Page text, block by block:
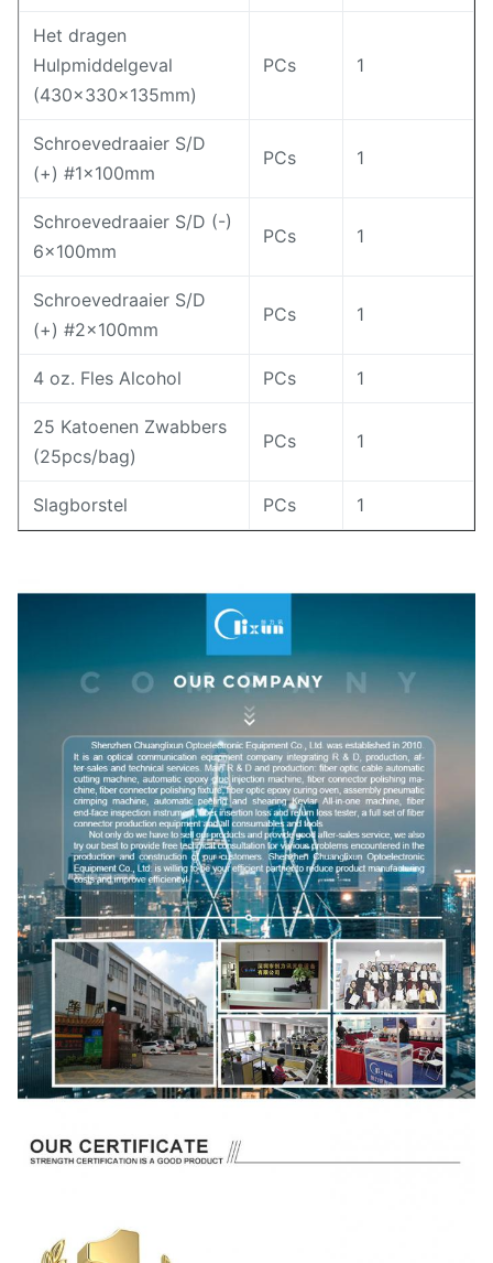
Het dragen
Hulpmiddelgeval
(430×330×135mm)
PCs 1
Schroevedraaier S/D
(+) #1×100mm
PCs 1
Schroevedraaier S/D (-)
6×100mm
PCs 1
Schroevedraaier S/D
(+) #2×100mm
PCs 1
4 oz. Fles Alcohol PCs 1
25 Katoenen Zwabbers
(25pcs/bag)
PCs 1
Slagborstel PCs 1